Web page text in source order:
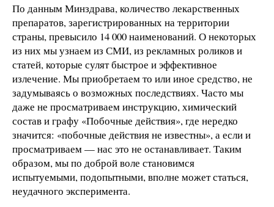
По данным Минздрава, количество лекарственных
препаратов, зарегистрированных на территории
страны, превысило 14 000 наименований. О некоторых
из них мы узнаем из СМИ, из рекламных роликов и
статей, которые сулят быстрое и эффективное
излечение. Мы приобретаем то или иное средство, не
задумываясь о возможных последствиях. Часто мы
даже не просматриваем инструкцию, химический
состав и графу «Побочные действия», где нередко
значится: «побочные действия не известны», а если и
просматриваем — нас это не останавливает. Таким
образом, мы по доброй воле становимся
испытуемыми, подопытными, вполне может статься,
неудачного эксперимента.